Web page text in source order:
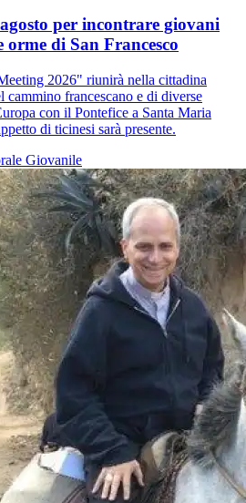
per incontrare giovani
di San Francesco
2026" riunirà nella cittadina
cammino francescano e di diverse
con il Pontefice a Santa Maria
di ticinesi sarà presente.
Giovanile